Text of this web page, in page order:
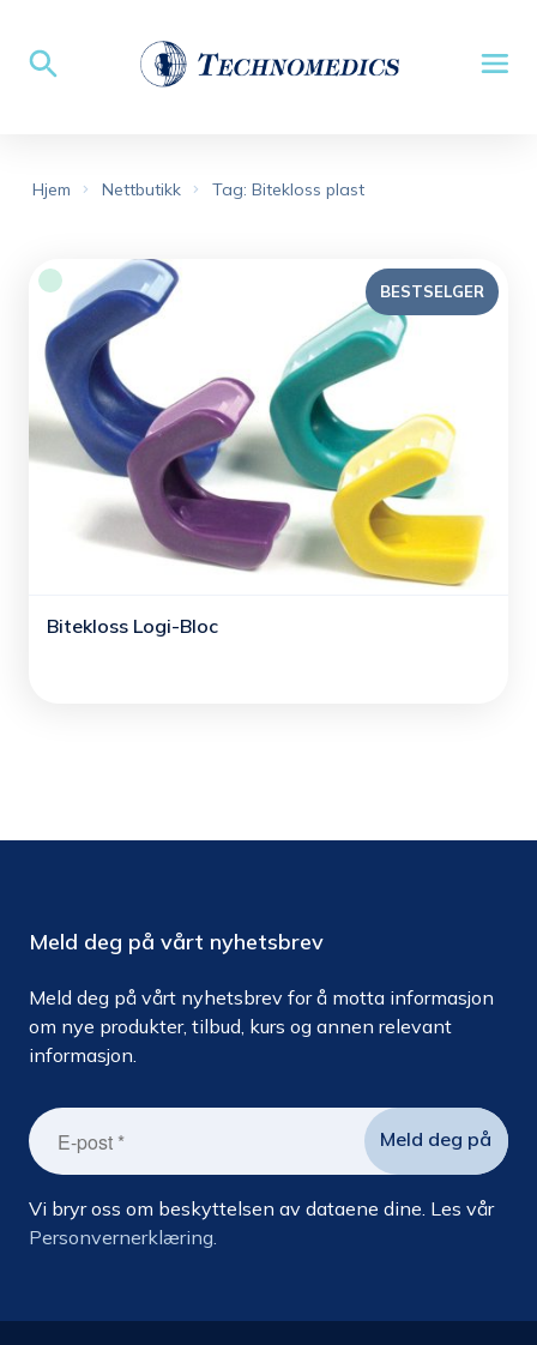
Hjem Nettbutikk Tag: Bitekloss plast
BESTSELGER
Bitekloss Logi-Bloc
Meld deg på vårt nyhetsbrev
Meld deg på vårt nyhetsbrev for å motta informasjon
om nye produkter, tilbud, kurs og annen relevant
informasjon.
Vi bryr oss om beskyttelsen av dataene dine. Les vår
Personvernerklæring.